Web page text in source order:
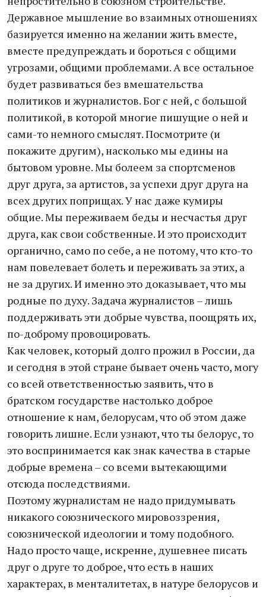
Державное мышление во взаимных отношениях
базируется именно на желании жить вместе,
вместе предупреждать и бороться с общими
угрозами, общими проблемами. А все остальное
будет развиваться без вмешательства
политиков и журналистов. Бог с ней, с большой
политикой, в которой многие пишущие о ней и
сами-то немного смыслят. Посмотрите (и
покажите другим), насколько мы едины на
бытовом уровне. Мы болеем за спортсменов
друг друга, за артистов, за успехи друг друга на
всех других поприщах. У нас даже кумиры
общие. Мы переживаем беды и несчастья друг
друга, как свои собственные. И это происходит
органично, само по себе, а не потому, что кто-то
нам повелевает болеть и переживать за этих, а
не за других. И именно это доказывает, что мы
родные по духу. Задача журналистов – лишь
поддерживать эти добрые чувства, поощрять их,
по-доброму провоцировать.
Как человек, который долго прожил в России, да
и сегодня в этой стране бывает очень часто, могу
со всей ответственностью заявить, что в
братском государстве настолько доброе
отношение к нам, белорусам, что об этом даже
говорить лишне. Если узнают, что ты белорус, то
это воспринимается как знак качества в старые
добрые времена – со всеми вытекающими
отсюда последствиями.
Поэтому журналистам не надо придумывать
никакого союзнического мировоззрения,
союзнической идеологии и тому подобного.
Надо просто чаще, искренне, душевнее писать
друг о друге то доброе, что есть в наших
характерах, в менталитетах, в натуре белорусов и